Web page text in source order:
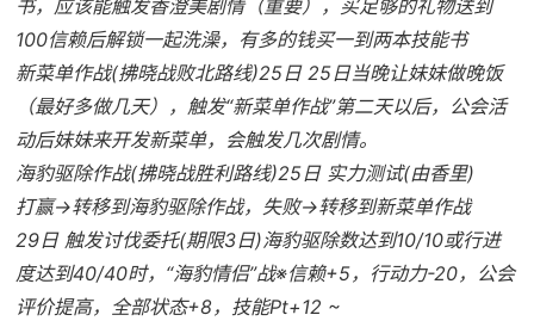
书，应该能触发香澄美剧情（重要），买足够的礼物送到
100信赖后解锁一起洗澡，有多的钱买一到两本技能书
新菜单作战(拂晓战败北路线)25日 25日当晚让妹妹做晚饭
（最好多做几天），触发“新菜单作战”第二天以后，公会活
动后妹妹来开发新菜单，会触发几次剧情。
海豹驱除作战(拂晓战胜利路线)25日 实力测试(由香里)
打赢→转移到海豹驱除作战，失败→转移到新菜单作战
29日 触发讨伐委托(期限3日)海豹驱除数达到10/10或行进
度达到40/40时，“海豹情侣”战※信赖+5，行动力-20，公会
评价提高，全部状态+8，技能Pt+12 ~